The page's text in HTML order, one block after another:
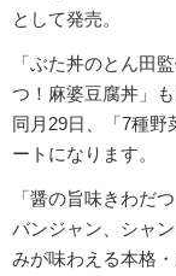
として発売。
「ぶた丼のとん田
つ！麻婆豆腐丼」
同月29日、「7種野
ートになります。
「醤の旨味きわだ
バンジャン、シャ
みが味わえる本格